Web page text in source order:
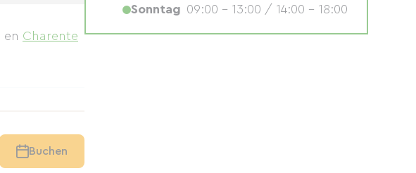
en Charente
Buchen
Sonntag 09:00 - 13:00 / 14:00 - 18:00